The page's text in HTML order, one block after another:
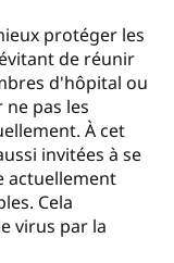
protéger les
de réunir
d'hôpital ou
pas les
À cet
invitées à se
actuellement
Cela
virus par la